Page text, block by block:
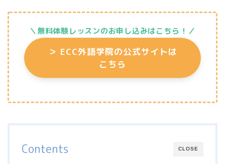
＼無料体験レッスンのお申し込みはこちら ！／
＞ ECC外語学院の公式サイトは
こちら
CLOSE
Contents